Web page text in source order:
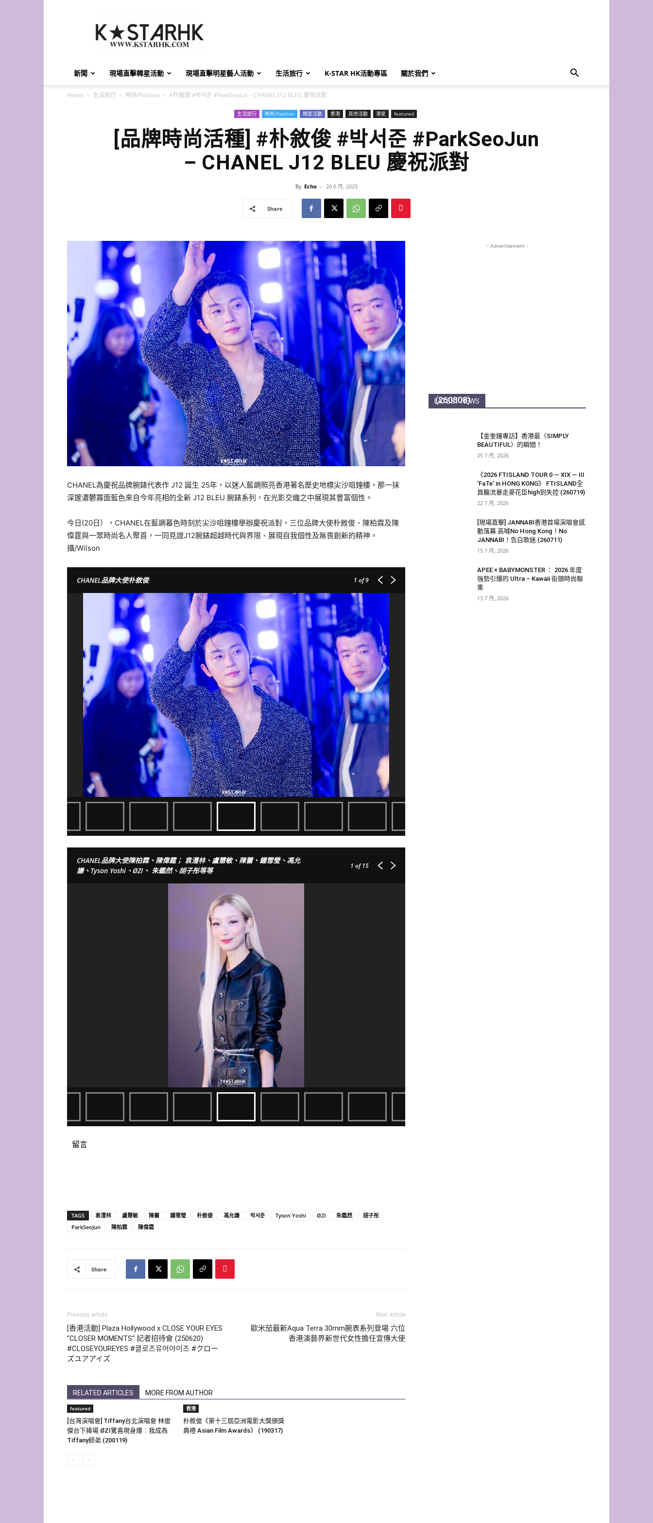
Star
HK
新聞 現場直擊韓星活動 現場直擊明星藝人活動 生活旅行 K-STAR HK活動專區 關於我們
Home 生活旅行 時尚/Fashion #朴敘俊 #박서준 #ParkSeoJun – CHANEL J12 BLEU 慶祝派對
生活旅行 時尚/Fashion 韓星活動 香港 其他活動 港星 featured
[品牌時尚活種] #朴敘俊 #박서준 #ParkSeoJun
– CHANEL J12 BLEU 慶祝派對
By Echo - 20 6 月, 2025
Share
CHANEL為慶祝品牌腕錶代表作 J12 誕生 25年，以迷人藍調照亮香港著名歷史地標尖沙咀鐘樓，那一抹
深邃濃鬱霧面藍色來自今年亮相的全新 J12 BLEU 腕錶系列，在光影交織之中展現其豐富個性。
今日(20日），CHANEL在藍調暮色時刻於尖沙咀鐘樓舉辦慶祝派對，三位品牌大使朴敘俊、陳柏霖及陳
偉霆與一眾時尚名人聚首，一同見證J12腕錶超越時代與界限、展現自我個性及無畏創新的精神。
攝/Wilson
CHANEL品牌大使朴敘俊 1 of 9
CHANEL品牌大使陳柏霖、陳偉霆； 袁澧林、盧慧敏、陳蕾、鍾雪瑩、馮允
謙、Tyson Yoshi、ØZI、 朱鑑然、胡子彤等等
1 of 15
留言
TAGS 袁澧林 盧慧敏 陳蕾 鍾雪瑩 朴敘俊 馮允謙 박서준 Tyson Yoshi ØZI 朱鑑然
胡子彤
ParkSeoJun
陳柏霖 陳偉霆
Share
Previous article
[香港活動] Plaza Hollywood x CLOSE YOUR EYES
”CLOSER MOMENTS“ 記者招待會 (250620)
#CLOSEYOUREYES #클로즈유어아이즈 #クロー
ズユアアイズ
Next article
歐米茄最新Aqua Terra 30mm腕表系列登場 六位
香港演藝界新世代女性擔任宣傳大使
RELATED ARTICLES MORE FROM AUTHOR
featured
[台灣演唱會] Tiffany台北演唱會 林俊
傑台下捧場 ØZI驚喜現身爆︰我成為
Tiffany師弟 (200119)
香港
朴敘俊《第十三屆亞洲電影大獎頒獎
典禮 Asian Film Awards》 (190317)
- Advertisement -
LATEST NEWS
(260808)
-
【金奎鐘專訪】香港最〈SIMPLY
BEAUTIFUL〉的瞬間！
25 7 月, 2026
《2026 FTISLAND TOUR 0 — XIX — III
‘FaTe’ in HONG KONG》 FTISLAND全
員輪流暴走麥花臣high到失控 (260719)
22 7 月, 2026
[現場直擊] JANNABI香港首場演唱會感
動落幕 高喊No Hong Kong！No
JANNABI！告白歌迷 (260711)
15 7 月, 2026
APEE × BABYMONSTER ： 2026 年度
強勢引爆的 Ultra – Kawaii 街頭時尚聯
乘
13 7 月, 2026